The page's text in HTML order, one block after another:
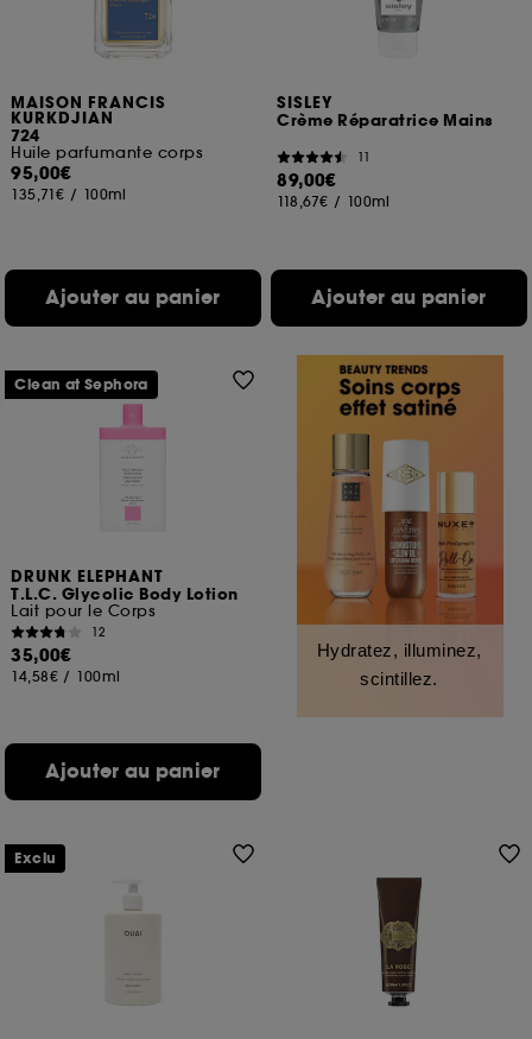
MAISON FRANCIS
KURKDJIAN
724
Huile parfumante corps
95,00€
135,71€ / 100ml
Ajouter au panier
SISLEY
Crème Réparatrice Mains
11
89,00€
118,67€ / 100ml
Ajouter au panier
DRUNK ELEPHANT
T.L.C. Glycolic Body Lotion
Lait pour le Corps
12
35,00€
14,58€ / 100ml
Ajouter au panier
Clean at Sephora
Hydratez, illuminez,
scintillez.
Exclu